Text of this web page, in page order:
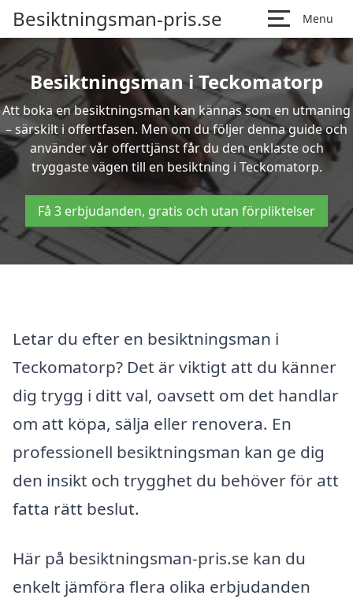
Besiktningsman-pris.se Menu
Besiktningsman i Teckomatorp
Att boka en besiktningsman kan kännas som en utmaning
– särskilt i offertfasen. Men om du följer denna guide och
använder vår offerttjänst får du den enklaste och
tryggaste vägen till en besiktning i Teckomatorp.
Få 3 erbjudanden, gratis och utan förpliktelser
Letar du efter en besiktningsman i
Teckomatorp? Det är viktigt att du känner
dig trygg i ditt val, oavsett om det handlar
om att köpa, sälja eller renovera. En
professionell besiktningsman kan ge dig
den insikt och trygghet du behöver för att
fatta rätt beslut.
Här på besiktningsman-pris.se kan du
enkelt jämföra flera olika erbjudanden